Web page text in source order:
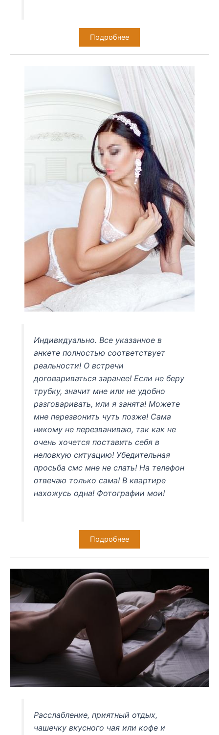
Подробнее
Индивидуально. Все указанное в
анкете полностью соответствует
реальности! О встречи
договариваться заранее! Если не беру
трубку, значит мне или не удобно
разговаривать, или я занята! Можете
мне перезвонить чуть позже! Сама
никому не перезваниваю, так как не
очень хочется поставить себя в
неловкую ситуацию! Убедительная
просьба смс мне не слать! На телефон
отвечаю только сама! В квартире
нахожусь одна! Фотографии мои!
Подробнее
Расслабление, приятный отдых,
чашечку вкусного чая или кофе и